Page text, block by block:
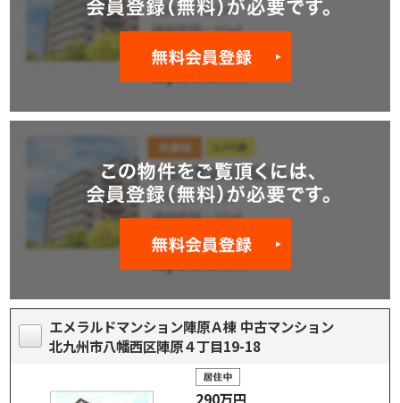
エメラルドマンション陣原Ａ棟 中古マンション
北九州市八幡西区陣原４丁目19-18
290万円